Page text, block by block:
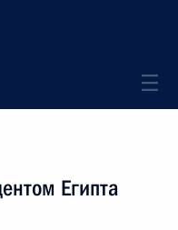
Египта